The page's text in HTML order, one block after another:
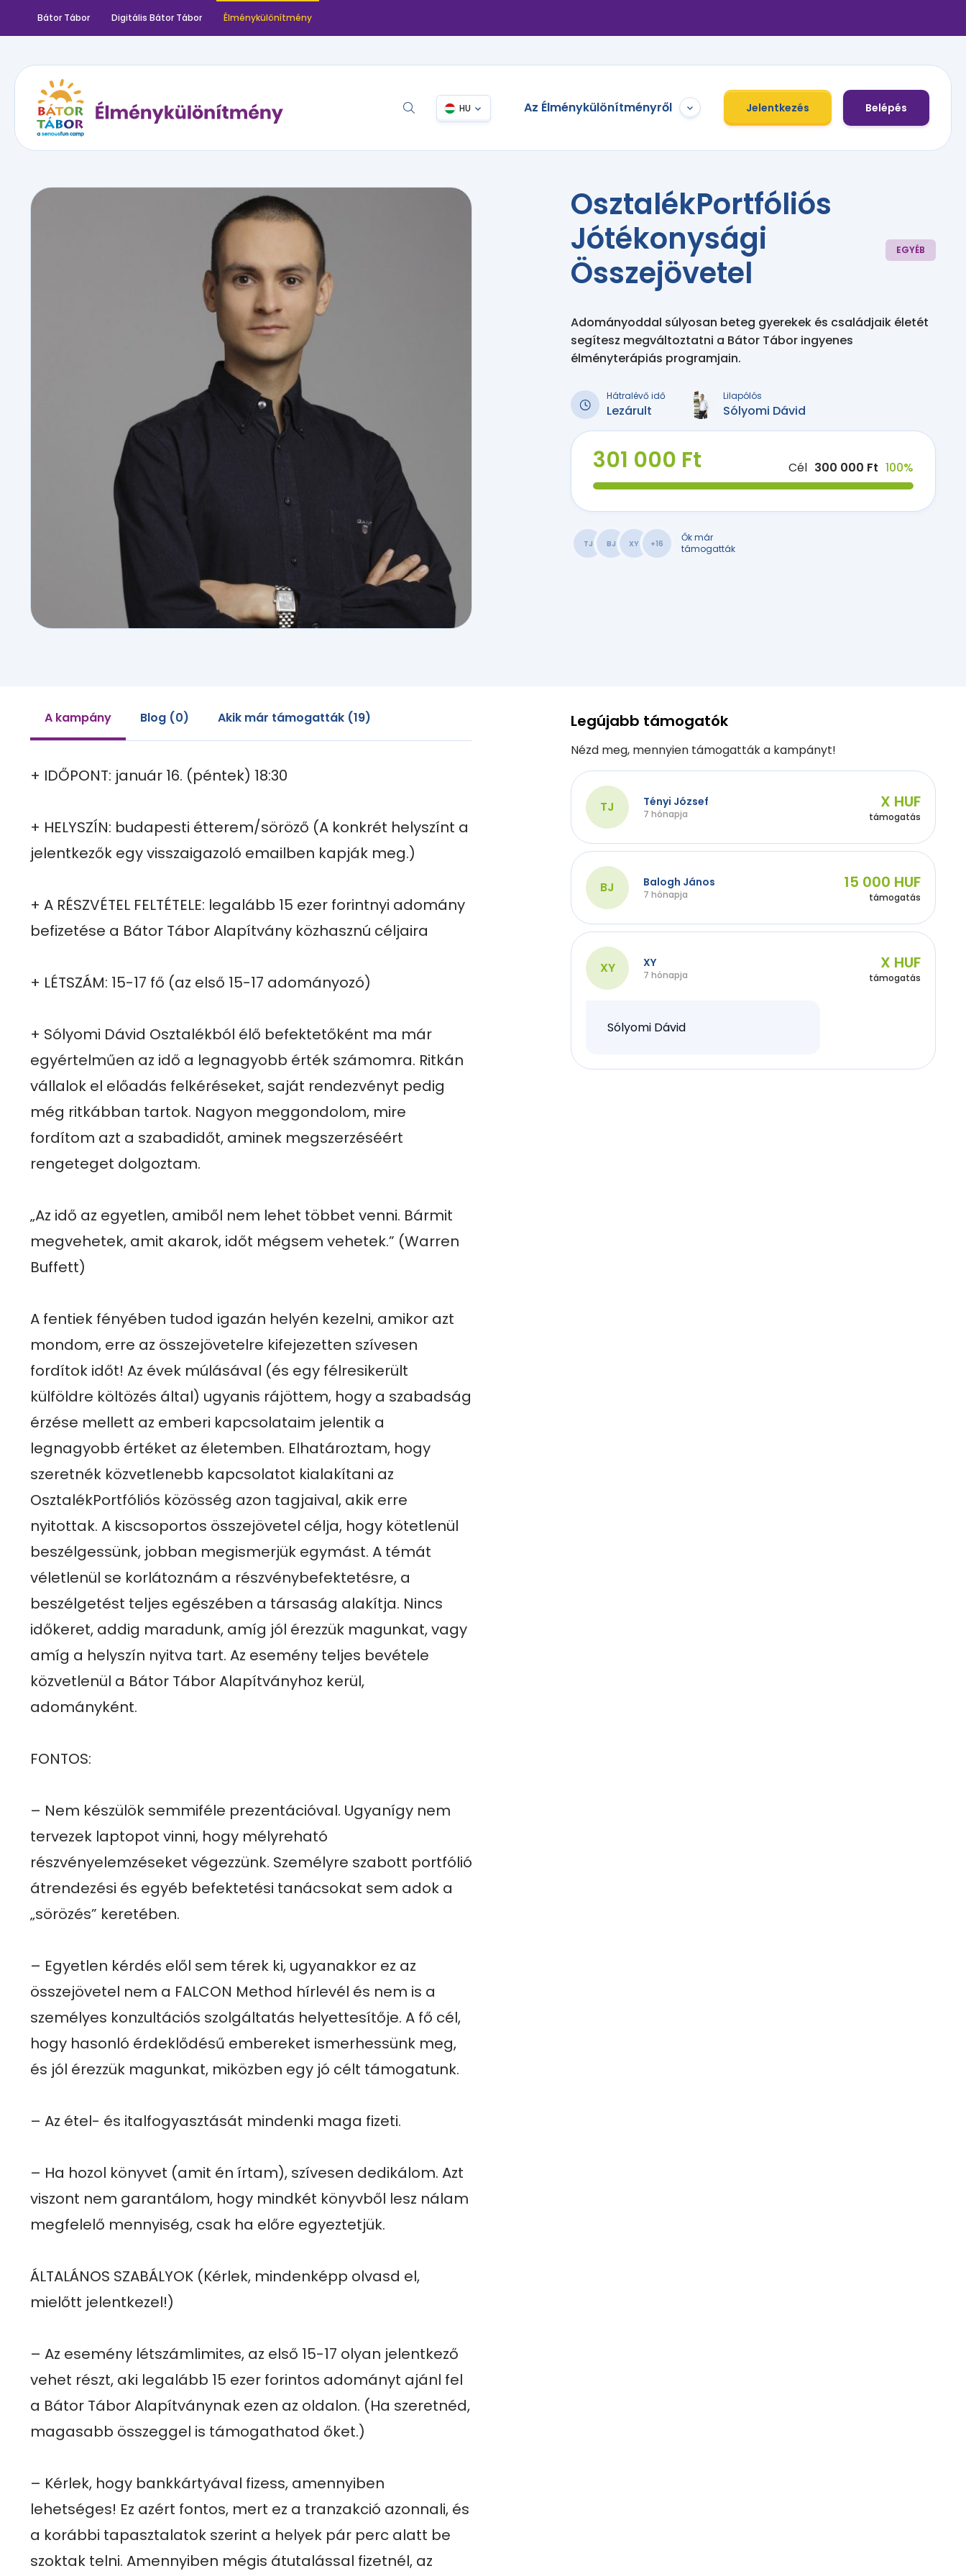
Bátor Tábor Digitális Bátor Tábor Élménykülönítmény
HU Az Élménykülönítményről Jelentkezés Belépés
OsztalékPortfóliós
Jótékonysági
Összejövetel
EGYÉB
Adományoddal súlyosan beteg gyerekek és családjaik életét
segítesz megváltoztatni a Bátor Tábor ingyenes
élményterápiás programjain.
Hátralévő idő
Lezárult
Lilapólós
Sólyomi Dávid
301 000 Ft Cél 300 000 Ft 100%
TJ BJ XY +16
Ők már
támogatták
A kampány Blog (0) Akik már támogatták (19)
+ IDŐPONT: január 16. (péntek) 18:30
+ HELYSZÍN: budapesti étterem/söröző (A konkrét helyszínt a
jelentkezők egy visszaigazoló emailben kapják meg.)
+ A RÉSZVÉTEL FELTÉTELE: legalább 15 ezer forintnyi adomány
befizetése a Bátor Tábor Alapítvány közhasznú céljaira
+ LÉTSZÁM: 15-17 fő (az első 15-17 adományozó)
+ Sólyomi Dávid Osztalékból élő befektetőként ma már
egyértelműen az idő a legnagyobb érték számomra. Ritkán
vállalok el előadás felkéréseket, saját rendezvényt pedig
még ritkábban tartok. Nagyon meggondolom, mire
fordítom azt a szabadidőt, aminek megszerzéséért
rengeteget dolgoztam.
„Az idő az egyetlen, amiből nem lehet többet venni. Bármit
megvehetek, amit akarok, időt mégsem vehetek.” (Warren
Buffett)
A fentiek fényében tudod igazán helyén kezelni, amikor azt
mondom, erre az összejövetelre kifejezetten szívesen
fordítok időt! Az évek múlásával (és egy félresikerült
külföldre költözés által) ugyanis rájöttem, hogy a szabadság
érzése mellett az emberi kapcsolataim jelentik a
legnagyobb értéket az életemben. Elhatároztam, hogy
szeretnék közvetlenebb kapcsolatot kialakítani az
OsztalékPortfóliós közösség azon tagjaival, akik erre
nyitottak. A kiscsoportos összejövetel célja, hogy kötetlenül
beszélgessünk, jobban megismerjük egymást. A témát
véletlenül se korlátoznám a részvénybefektetésre, a
beszélgetést teljes egészében a társaság alakítja. Nincs
időkeret, addig maradunk, amíg jól érezzük magunkat, vagy
amíg a helyszín nyitva tart. Az esemény teljes bevétele
közvetlenül a Bátor Tábor Alapítványhoz kerül,
adományként.
FONTOS:
– Nem készülök semmiféle prezentációval. Ugyanígy nem
tervezek laptopot vinni, hogy mélyreható
részvényelemzéseket végezzünk. Személyre szabott portfólió
átrendezési és egyéb befektetési tanácsokat sem adok a
„sörözés” keretében.
– Egyetlen kérdés elől sem térek ki, ugyanakkor ez az
összejövetel nem a FALCON Method hírlevél és nem is a
személyes konzultációs szolgáltatás helyettesítője. A fő cél,
hogy hasonló érdeklődésű embereket ismerhessünk meg,
és jól érezzük magunkat, miközben egy jó célt támogatunk.
– Az étel- és italfogyasztását mindenki maga fizeti.
– Ha hozol könyvet (amit én írtam), szívesen dedikálom. Azt
viszont nem garantálom, hogy mindkét könyvből lesz nálam
megfelelő mennyiség, csak ha előre egyeztetjük.
ÁLTALÁNOS SZABÁLYOK (Kérlek, mindenképp olvasd el,
mielőtt jelentkezel!)
– Az esemény létszámlimites, az első 15-17 olyan jelentkező
vehet részt, aki legalább 15 ezer forintos adományt ajánl fel
a Bátor Tábor Alapítványnak ezen az oldalon. (Ha szeretnéd,
magasabb összeggel is támogathatod őket.)
– Kérlek, hogy bankkártyával fizess, amennyiben
lehetséges! Ez azért fontos, mert ez a tranzakció azonnali, és
a korábbi tapasztalatok szerint a helyek pár perc alatt be
szoktak telni. Amennyiben mégis átutalással fizetnél, az
Legújabb támogatók
Nézd meg, mennyien támogatták a kampányt!
TJ Tényi József
7 hónapja
X HUF
támogatás
BJ Balogh János
7 hónapja
15 000 HUF
támogatás
XY XY
7 hónapja
X HUF
támogatás
Sólyomi Dávid